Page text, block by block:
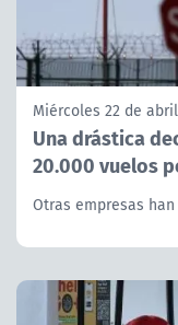
Miércoles 22 de
Una drástica
20.000 vuelos
Otras empresas